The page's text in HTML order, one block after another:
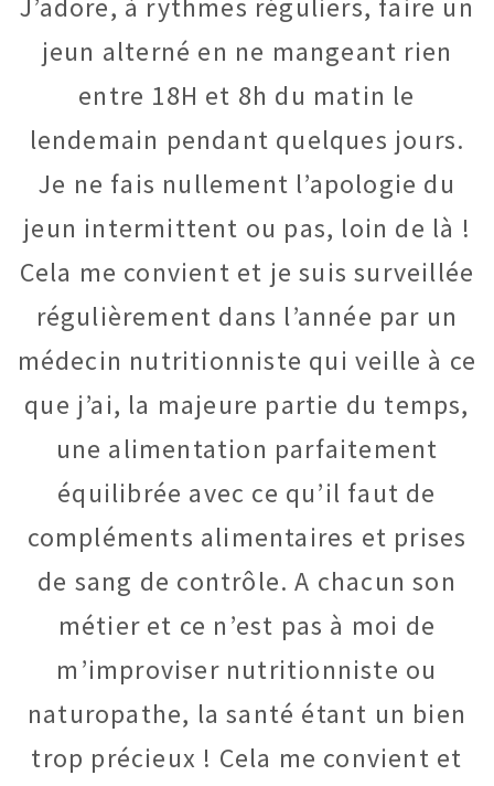
J’adore, à rythmes réguliers, faire un
jeun alterné en ne mangeant rien
entre 18H et 8h du matin le
lendemain pendant quelques jours.
Je ne fais nullement l’apologie du
jeun intermittent ou pas, loin de là !
Cela me convient et je suis surveillée
régulièrement dans l’année par un
médecin nutritionniste qui veille à ce
que j’ai, la majeure partie du temps,
une alimentation parfaitement
équilibrée avec ce qu’il faut de
compléments alimentaires et prises
de sang de contrôle. A chacun son
métier et ce n’est pas à moi de
m’improviser nutritionniste ou
naturopathe, la santé étant un bien
trop précieux ! Cela me convient et